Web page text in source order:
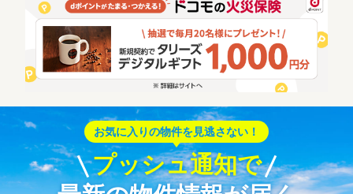
お気に入りの物件を見逃さない！
プッシュ通知で